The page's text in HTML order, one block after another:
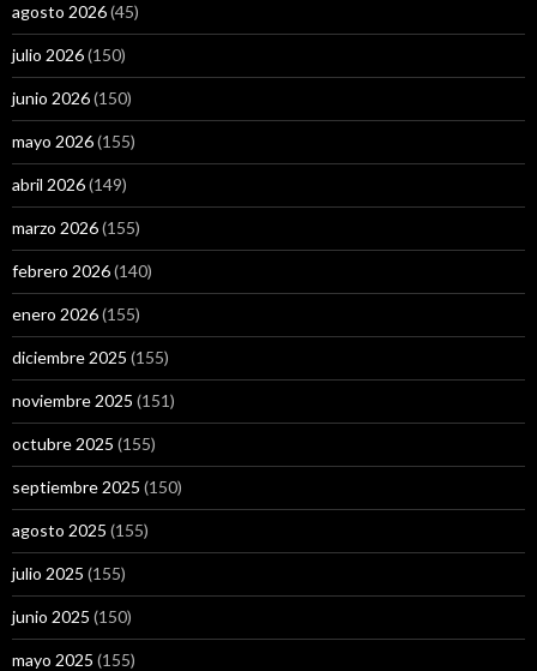
agosto 2026(45)
julio 2026(150)
junio 2026(150)
mayo 2026(155)
abril 2026(149)
marzo 2026(155)
febrero 2026(140)
enero 2026(155)
diciembre 2025 (155)
noviembre 2025 (151)
octubre 2025 (155)
septiembre 2025 (150)
agosto 2025 (155)
julio 2025 (155)
junio 2025 (150)
mayo 2025 (155)